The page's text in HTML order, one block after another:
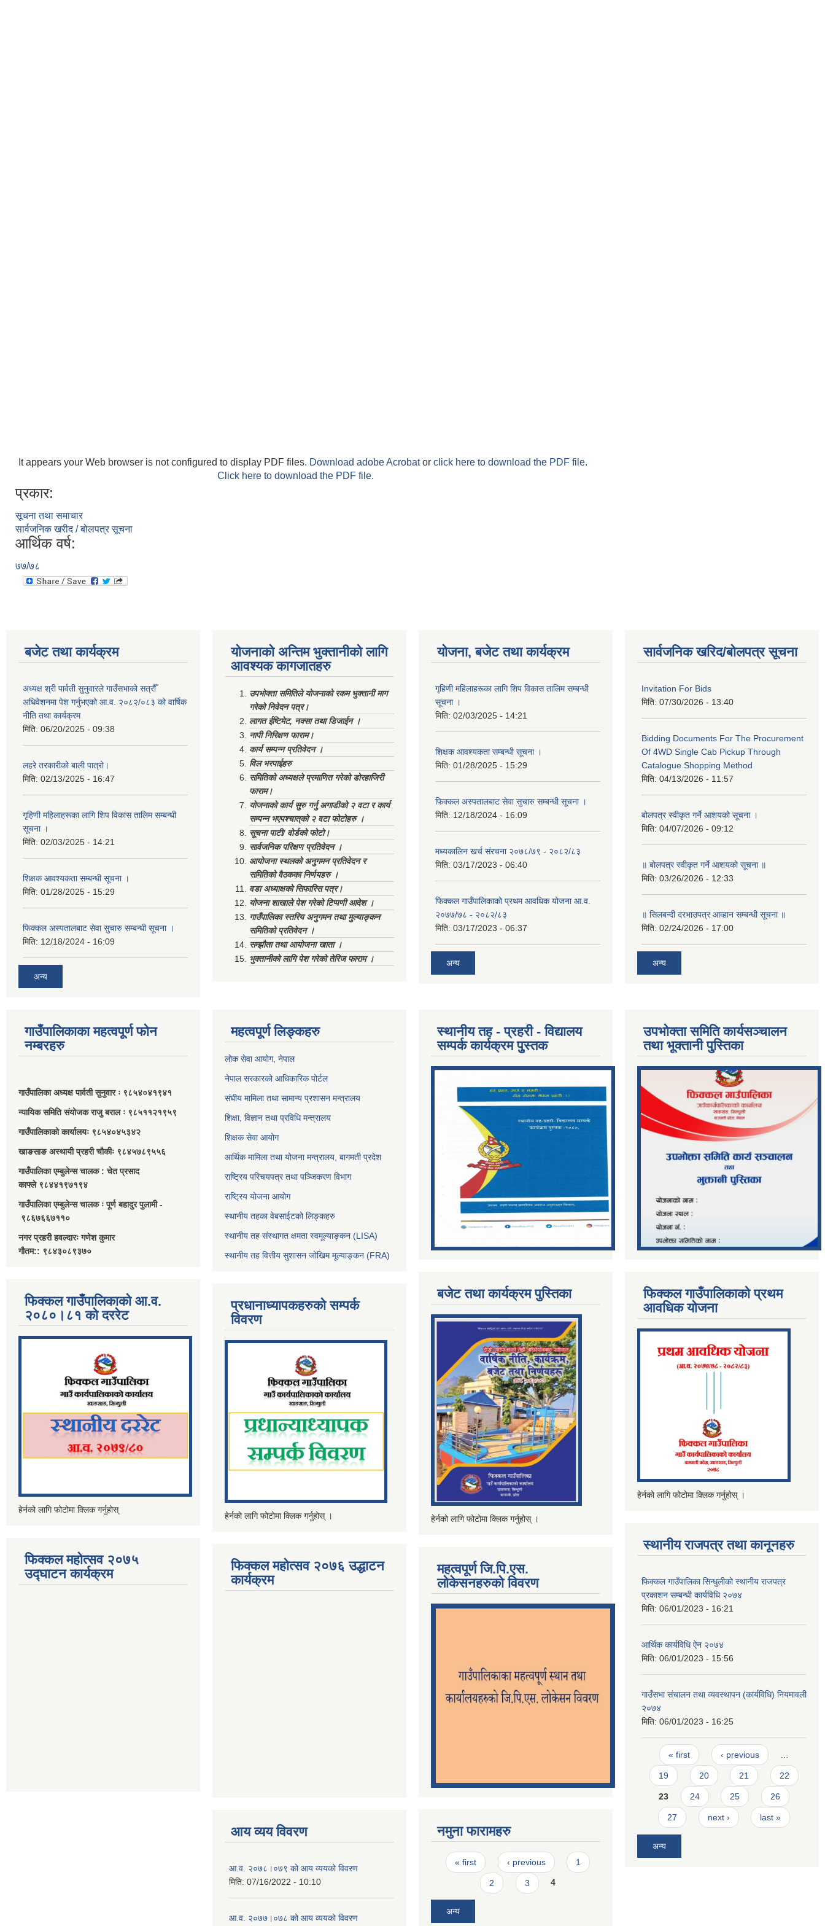
It appears your Web browser is not configured to display PDF files. Download adobe Acrobator click here to download the PDF file.
Click here to download the PDF file.
प्रकार:
सूचना तथा समाचार
सार्वजनिक खरीद / बोलपत्र सूचना
आर्थिक वर्ष:
७७/७८
बजेट तथा कार्यक्रम
अध्यक्ष श्री पार्वती सुनुवारले गाउँसभाको सत्रौँ
अधिवेशनमा पेश गर्नुभएको आ.व. २०८२/०८३ को वार्षिक
नीति तथा कार्यक्रम
मिति: 06/20/2025 - 09:38
लहरे तरकारीको बाली पात्रो।
मिति: 02/13/2025 - 16:47
गृहिणी महिलाहरूका लागि शिप विकास तालिम सम्बन्धी
सूचना ‌।
मिति: 02/03/2025 - 14:21
शिक्षक आवश्यकता सम्बन्धी सूचना ।
मिति: 01/28/2025 - 15:29
फिक्कल अस्पतालबाट सेवा सुचारु सम्बन्धी सूचना ।
मिति: 12/18/2024 - 16:09
अन्य
योजनाको अन्तिम भुक्तानीको लागि
आवश्यक कागजातहरु
उपभोक्ता समितिले योजनाको रकम भुक्तानी माग
गरेको निवेदन पत्र।
लागत ईष्टिमेट, नक्सा तथा डिजाईन ।
नापी निरिक्षण फाराम।
कार्य सम्पन्न प्रतिवेदन ।
विल भरपाईहरु
समितिको अध्यक्षले प्रमाणित गरेको डोरहाजिरी
फाराम।
योजनाको कार्य सुरु गर्नु अगाडीको २ वटा र कार्य
सम्पन्न भएपश्चात्‌को २ वटा फोटोहरु ।
सूचना पाटी/ वोर्डको फोटो।
सार्वजनिक परिक्षण प्रतिवेदन ।
आयोजना स्थलको अनुगमन प्रतिवेदन र
समितिको वैठकका निर्णयहरु ।
वडा अध्याक्षको सिफारिस पत्र।
योजना शाखाले पेश गरेको टिप्पणी आदेश ।
गाउँपालिका स्तरिय अनुगमन तथा मुल्याङ्कन
समितिको प्रतिवेदन ।
सम्झौता तथा आयोजना खाता ।
भुक्तानीको लागि पेश गरेको तेरिज फाराम ।
योजना, बजेट तथा कार्यक्रम
गृहिणी महिलाहरूका लागि शिप विकास तालिम सम्बन्धी
सूचना ‌।
मिति: 02/03/2025 - 14:21
शिक्षक आवश्यकता सम्बन्धी सूचना ।
मिति: 01/28/2025 - 15:29
फिक्कल अस्पतालबाट सेवा सुचारु सम्बन्धी सूचना ।
मिति: 12/18/2024 - 16:09
मध्यकालिन खर्च संरचना २०७८/७९ - २०८२/८३
मिति: 03/17/2023 - 06:40
फिक्कल गाउँपालिकाको प्रथम आवधिक योजना आ.व.
२०७७/७८ - २०८२/८३
मिति: 03/17/2023 - 06:37
अन्य
सार्वजनिक खरिद/बोलपत्र सूचना
Invitation For Bids
मिति: 07/30/2026 - 13:40
Bidding Documents For The Procurement
Of 4WD Single Cab Pickup Through
Catalogue Shopping Method
मिति: 04/13/2026 - 11:57
बोलपत्र स्वीकृत गर्ने आशयको सूचना ।
मिति: 04/07/2026 - 09:12
॥ बोलपत्र स्वीकृत गर्ने आशयको सूचना ॥
मिति: 03/26/2026 - 12:33
॥ सिलबन्दी दरभाउपत्र आव्हान सम्बन्धी सूचना ॥
मिति: 02/24/2026 - 17:00
अन्य
गाउँपालिकाका महत्वपूर्ण फोन
नम्बरहरु
गाउँपालिका अध्यक्ष पार्वती सुनुवार ः ९८५४०४१९४१
न्यायिक समिति संयोजक राजु बराल ः ९८५११२१९५९
गाउँपालिकाको कार्यालयः ९८५४०४५३४२
खाङसाङ अस्थायी प्रहरी चौकीः ९८४५७८९५५६
गाउँपालिका एम्बुलेन्स चालक : चेत प्रसाद
काफ्ले ९८४४१९७१९४
गाउँपालिका एम्बुलेन्स चालक ः पूर्ण बहादुर पुलामी -
९८६७६६७११०
नगर प्रहरी हवल्दारः गणेश कुमार
गौतम:: ९८४३०८९३७०
फिक्कल गाउँपालिकाको आ.व.
२०८०।८१ को दररेट
हेर्नको लागि फोटोमा क्लिक गर्नुहोस्
फिक्कल महोत्सव २०७५
उद्घाटन कार्यक्रम
महत्वपूर्ण लिङ्कहरु
लोक सेवा आयोग, नेपाल
नेपाल सरकारको आधिकारिक पोर्टल
संघीय मामिला तथा सामान्य प्रशासन मन्त्रालय
शिक्षा, विज्ञान तथा प्रविधि मन्त्रालय
शिक्षक सेवा आयोग
आर्थिक मामिला तथा योजना मन्त्रालय, बागमती प्रदेश
राष्ट्रिय परिचयपत्र तथा पञ्जिकरण विभाग
राष्ट्रिय योजना आयोग
स्थानीय तहका वेबसाईटको लिङ्कहरु
स्थानीय तह संस्थागत क्षमता स्वमूल्याङ्कन (LISA)
स्थानीय तह वित्तीय सुशासन जोखिम मूल्याङ्कन (FRA)
प्रधानाध्यापकहरुको सम्पर्क
विवरण
हेर्नको लागि फोटोमा क्लिक गर्नुहोस् ।
फिक्कल महोत्सव २०७६ उद्धाटन
कार्यक्रम
आय व्यय विवरण
आ.व. २०७८।०७९ को आय व्ययको विवरण
मिति: 07/16/2022 - 10:10
आ.व. २०७७।०७८ को आय व्ययको विवरण
स्थानीय तह - प्रहरी - विद्यालय
सम्पर्क कार्यक्रम पुुस्तक
बजेट तथा कार्यक्रम पुस्तिका
हेर्नको लागि फोटोमा क्लिक गर्नुहोस् ।
महत्वपूर्ण जि.पि.एस.
लोकेसनहरुको विवरण
नमुना फारामहरु
Pages
« first ‹ previous 1
2 3 4
अन्य
उपभोक्ता समिति कार्यसञ्चालन
तथा भूक्तानी पु्स्तिका
फिक्कल गाउँपालिकाको प्रथम
आवधिक योजना
हेर्नको लागि फोटोमा क्लिक गर्नुहोस् ।
स्थानीय राजपत्र तथा कानूनहरु
फिक्कल गाउँपालिका सिन्धुलीको स्थानीय राजपत्र
प्रकाशन सम्बन्धी कार्यविधि २०७४
मिति: 06/01/2023 - 16:21
आर्थिक कार्यविधि ऐन २०७४
मिति: 06/01/2023 - 15:56
गाउँसभा संचालन तथा व्यवस्थापन (कार्यविधि) नियमावली
२०७४
मिति: 06/01/2023 - 16:25
Pages
« first ‹ previous
19 20 21 22
23 24 25 26
27 next › last »
अन्य